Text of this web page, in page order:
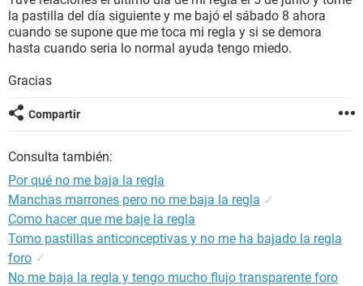
SEXUALIDAD
GLOSARIO
la pastilla del día siguiente y me bajó el sábado 8 ahora
cuando se supone que me toca mi regla y si se demora
hasta cuando seria lo normal ayuda tengo miedo.
Gracias
Compartir
Consulta también:
Por qué no me baja la regla
Manchas marrones pero no me baja la regla ✓
Como hacer que me baje la regla
Tomo pastillas anticonceptivas y no me ha bajado la regla
foro ✓
No me baja la regla y tengo mucho flujo transparente foro